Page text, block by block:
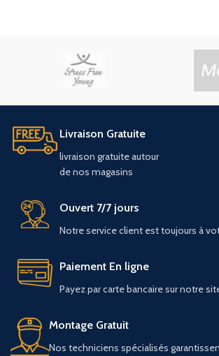
Livraison Gratuite
livraison gratuiteautour
denos magasins
Ouvert 7/7 jours
Notre service client est toujours à
Paiement En ligne
Payez par carte bancaire sur notre
Montage Gratuit
Nos techniciens spécialisés